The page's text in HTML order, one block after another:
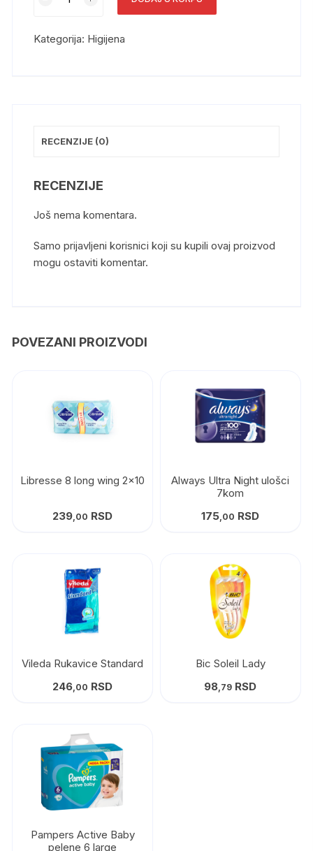
Kategorija: Higijena
RECENZIJE (0)
RECENZIJE
Još nema komentara.
Samo prijavljeni korisnici koji su kupili ovaj proizvod
mogu ostaviti komentar.
POVEZANI PROIZVODI
Libresse 8 long wing 2×10
239 ,00 RSD
Always Ultra Night ulošci
7kom
175 ,00 RSD
Vileda Rukavice Standard
246,00 RSD
Bic Soleil Lady
98,79 RSD
Pampers Active Baby
pelene 6 large